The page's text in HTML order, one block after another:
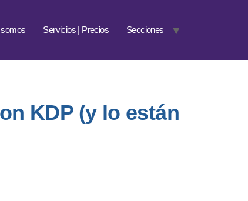
Servicios | Precios Secciones
KDP (y lo están